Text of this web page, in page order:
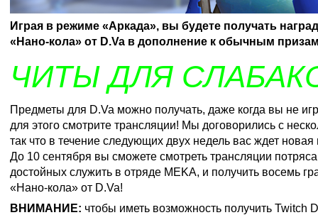
Играя в режиме «Аркада», вы будете получать
«Нано-кола» от D.Va в дополнение к обычным
ЧИТЫ ДЛЯ
Предметы для D.Va можно получать, даже когда вы не
для этого смотрите трансляции! Мы договорились с
так что в течение следующих двух недель вас ждет
До 10 сентября вы сможете смотреть трансляции
достойных служить в отряде MEKA, и получить восемь
«Нано-кола» от D.Va!
ВНИМАНИЕ: чтобы иметь возможность получить Twitch